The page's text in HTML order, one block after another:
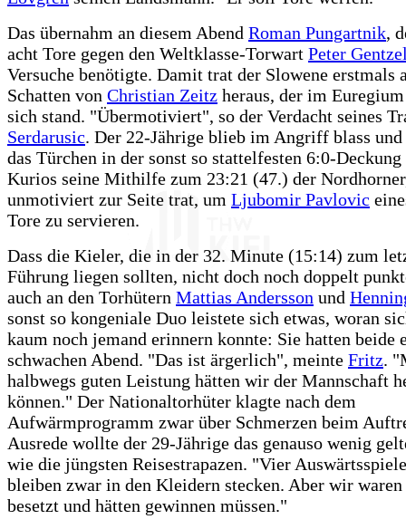
Das übernahm an diesem Abend Roman Pungartnik,
acht Tore gegen den Weltklasse-Torwart Peter
Versuche benötigte. Damit trat der Slowene erstmals
Schatten von Christian Zeitz heraus, der im
sich stand. "Übermotiviert", so der Verdacht seines
Serdarusic. Der 22-Jährige blieb im Angriff blass und
das Türchen in der sonst so stattelfesten 6:0-
Kurios seine Mithilfe zum 23:21 (47.) der
unmotiviert zur Seite trat, um Ljubomir Pavlovic
Tore zu servieren.
Dass die Kieler, die in der 32. Minute (15:14) zum
Führung liegen sollten, nicht doch noch doppelt
auch an den Torhütern Mattias Andersson und
sonst so kongeniale Duo leistete sich etwas, woran
kaum noch jemand erinnern konnte: Sie hatten beide
schwachen Abend. "Das ist ärgerlich", meinte Fritz.
halbwegs guten Leistung hätten wir der Mannschaft
können." Der Nationaltorhüter klagte nach dem
Aufwärmprogramm zwar über Schmerzen beim
Ausrede wollte der 29-Jährige das genauso wenig
wie die jüngsten Reisestrapazen. "Vier
bleiben zwar in den Kleidern stecken. Aber wir waren
besetzt und hätten gewinnen müssen."